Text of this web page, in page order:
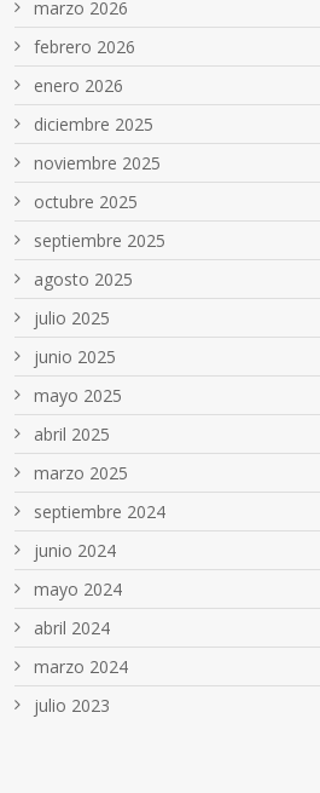
marzo 2026
febrero 2026
enero 2026
diciembre 2025
noviembre 2025
octubre 2025
septiembre 2025
agosto 2025
julio 2025
junio 2025
mayo 2025
abril 2025
marzo 2025
septiembre 2024
junio 2024
mayo 2024
abril 2024
marzo 2024
julio 2023